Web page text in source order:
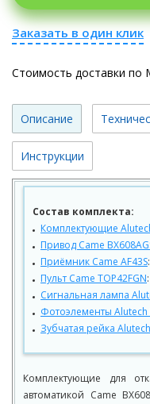
Заказать в один клик
Стоимость доставки по
Описание
Инструкции
Состав комплекта:
Комплектующие
Привод Came
Приёмник Came AF43S:
Пульт Came TOP42FGN:
Сигнальная лампа
Фотоэлементы Alutech
Зубчатая рейка
Комплектующие для
автоматикой Came